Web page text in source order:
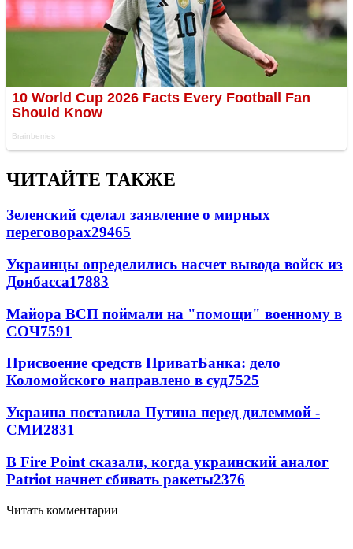
ЧИТАЙТЕ ТАКЖЕ
Зеленский сделал заявление о мирных
переговорах29465
Украинцы определились насчет вывода войск из
Донбасса17883
Майора ВСП поймали на "помощи" военному в
СОЧ7591
Присвоение средств ПриватБанка: дело
Коломойского направлено в суд7525
Украина поставила Путина перед дилеммой -
СМИ2831
В Fire Point сказали, когда украинский аналог
Patriot начнет сбивать ракеты2376
Читать комментарии